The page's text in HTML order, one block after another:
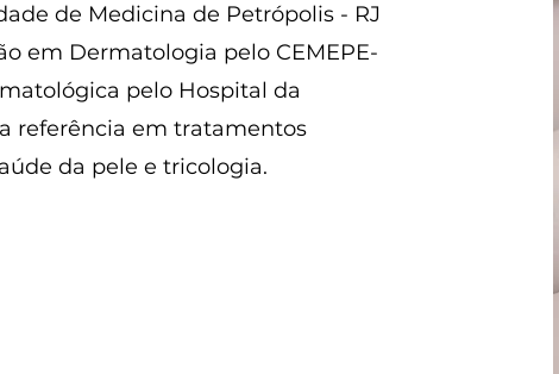
de Medicina de Petrópolis - RJ
em Dermatologia pelo CEMEPE-
pelo Hospital da
referência em tratamentos
da pele e tricologia.